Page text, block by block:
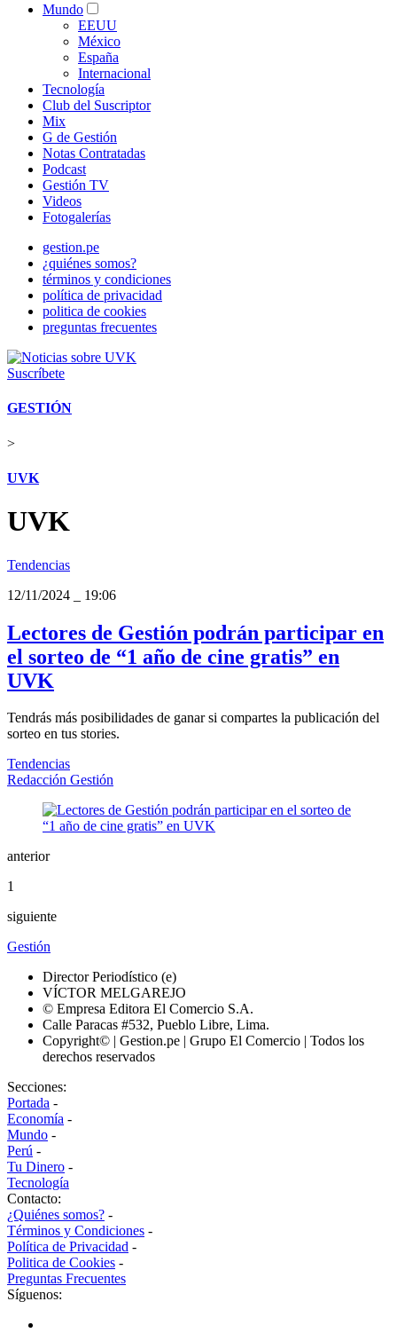
Mundo
EEUU
México
España
Internacional
Tecnología
Club del Suscriptor
Mix
G de Gestión
Notas Contratadas
Podcast
Gestión TV
Videos
Fotogalerías
gestion.pe
¿quiénes somos?
términos y condiciones
política de privacidad
politica de cookies
preguntas frecuentes
Suscríbete
GESTIÓN
>
UVK
UVK
Tendencias
12/11/2024
19:06
Lectores de Gestión podrán participar en
el sorteo de “1 año de cine gratis” en
UVK
Tendrás más posibilidades de ganar si compartes la publicación del
sorteo en tus stories.
Tendencias
Redacción Gestión
anterior
1
siguiente
Gestión
Director Periodístico (e)
VÍCTOR MELGAREJO
© Empresa Editora El Comercio S.A.
Calle Paracas #532, Pueblo Libre, Lima.
Copyright© | Gestion.pe | Grupo El Comercio | Todos los
derechos reservados
Secciones:
Portada -
Economía -
Mundo -
Perú -
Tu Dinero -
Tecnología
Contacto:
¿Quiénes somos? -
Términos y Condiciones -
Política de Privacidad -
Politica de Cookies -
Preguntas Frecuentes
Síguenos: